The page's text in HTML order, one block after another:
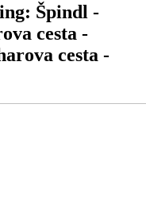
Špindl -
cesta -
cesta -